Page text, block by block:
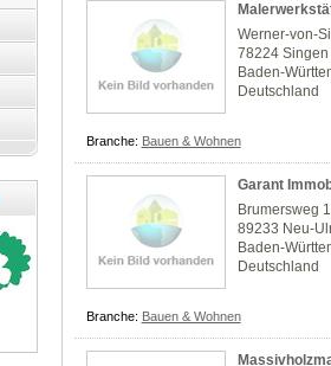
Werner-von-
78224 Singen
Baden-
Deutschland
Branche: Bauen & Wohnen
Garant
Brumersweg
89233 Neu-
Baden-
Deutschland
Branche: Bauen & Wohnen